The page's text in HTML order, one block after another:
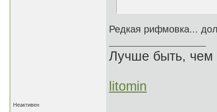
Редкая рифмовка...
Лучше быть, чем
litomin
Неактивен